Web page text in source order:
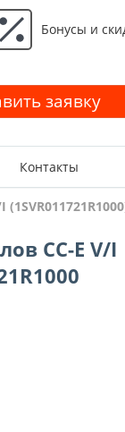
Бонусы и
заявку
Контакты
CC-E V/I